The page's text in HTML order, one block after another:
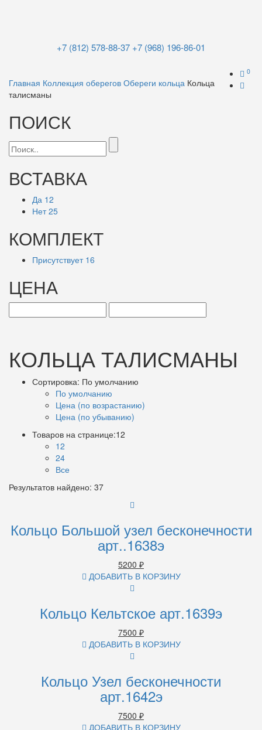
+7 (812) 578-88-37 +7 (968) 196-86-01
0
Главная Коллекция оберегов Обереги кольца Кольца
талисманы
ПОИСК
ВСТАВКА
Да 12
Нет25
КОМПЛЕКТ
Присутствует 16
ЦЕНА
КОЛЬЦА ТАЛИСМАНЫ
Сортировка: По умолчанию
По умолчанию
Цена (по возрастанию)
Цена (по убыванию)
Товаров на странице:12
12
24
Все
Результатов найдено: 37
Кольцо Большой узел бесконечности
арт..1638э
5200 ₽
ДОБАВИТЬ В КОРЗИНУ
Кольцо Кельтское арт.1639э
7500 ₽
ДОБАВИТЬ В КОРЗИНУ
Кольцо Узел бесконечности
арт.1642э
7500 ₽
ДОБАВИТЬ В КОРЗИНУ